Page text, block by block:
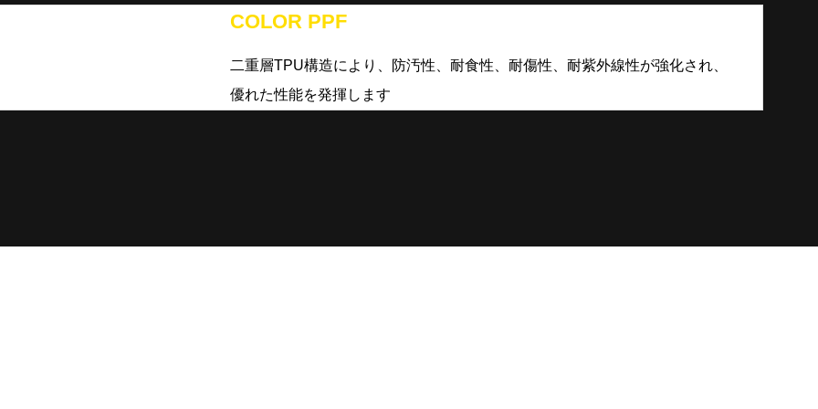
COLOR PPF
二重層TPU構造により、防汚性、耐食性、耐傷性、耐紫外線性が強化され、
優れた性能を発揮します